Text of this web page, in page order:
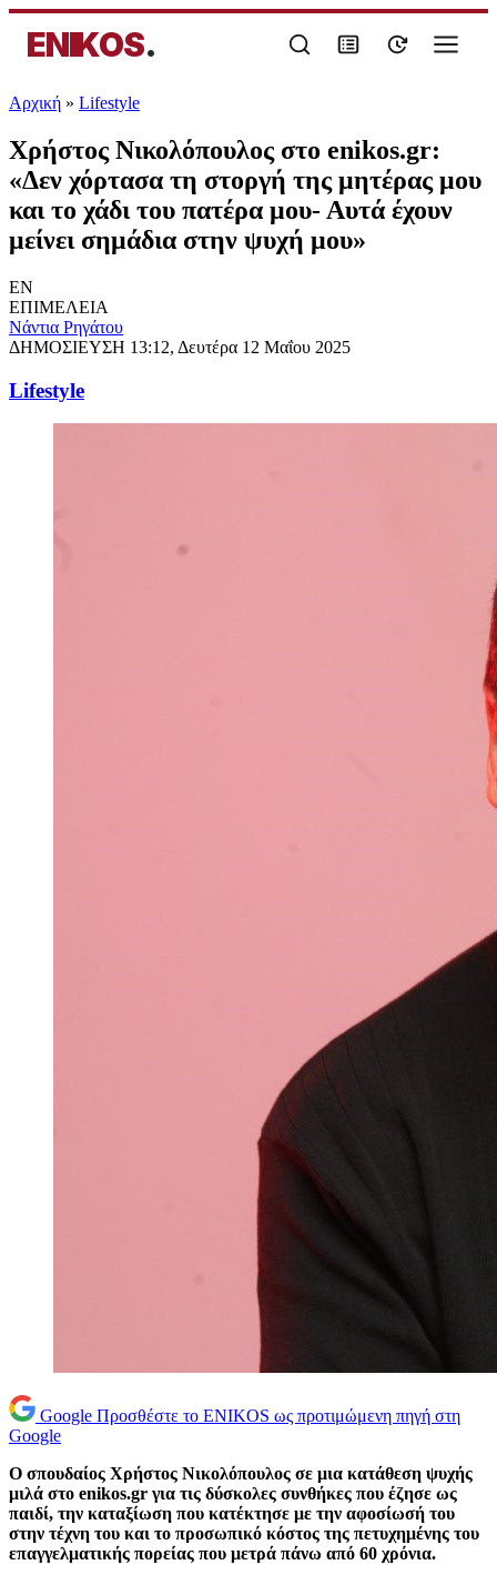
ENIKOS.
Αρχική » Lifestyle
Χρήστος Νικολόπουλος στο enikos.gr:
«Δεν χόρτασα τη στοργή της μητέρας μου
και το χάδι του πατέρα μου- Αυτά έχουν
μείνει σημάδια στην ψυχή μου»
EN
ΕΠΙΜΕΛΕΙΑ
Νάντια Ρηγάτου
ΔΗΜΟΣΙΕΥΣΗ 13:12, Δευτέρα 12 Μαΐου 2025
Lifestyle
Google Προσθέστε το ENIKOS ως προτιμώμενη πηγή στη
Google
Ο σπουδαίος Χρήστος Νικολόπουλος σε μια κατάθεση ψυχής
μιλά στο enikos.gr για τις δύσκολες συνθήκες που έζησε ως
παιδί, την καταξίωση που κατέκτησε με την αφοσίωσή του
στην τέχνη του και το προσωπικό κόστος της πετυχημένης του
επαγγελματικής πορείας που μετρά πάνω από 60 χρόνια.